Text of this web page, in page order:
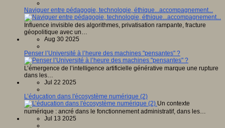
Naviguer entre pédagogie, technologie, éthique...accompagnement...
Influence invisible des algorithmes, privatisation rampante, fracture
géopolitique avec un…
Aug 30 2025
Penser l’Université à l’heure des machines "pensantes" ?
L’émergence de l’intelligence artificielle générative marque une rupture
dans les…
Jul 22 2025
L’éducation dans l'écosystème numérique (2)
Un contexte
numérique : ancré dans le fonctionnement administratif, dans les…
Jul 13 2025